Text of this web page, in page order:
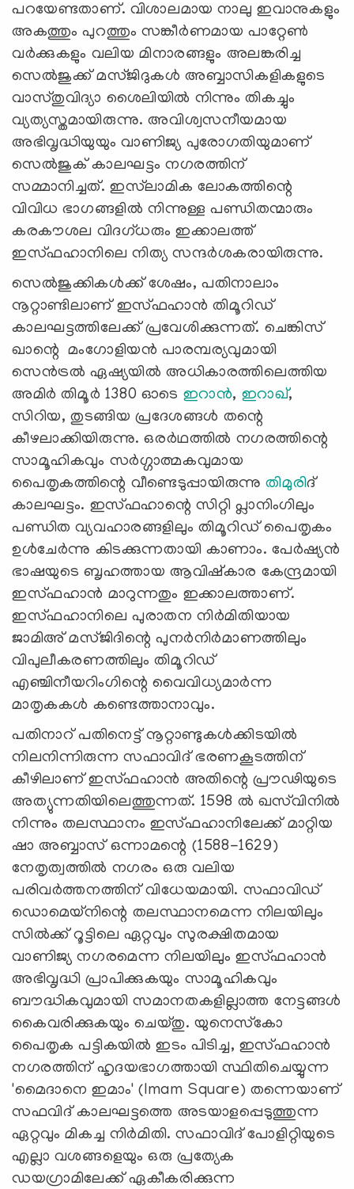
പറയേണ്ടതാണ്. വിശാലമായ നാലു ഇവാനുകളും
അകത്തും പുറത്തും സങ്കീര്‍ണമായ പാറ്റേണ്‍
വര്‍ക്കുകളും വലിയ മിനാരങ്ങളും അലങ്കരിച്ച
സെല്‍ജുക്ക് മസ്ജിദുകള്‍ അബ്ബാസികളികളുടെ
വാസ്തുവിദ്യാ ശൈലിയില്‍ നിന്നും തികച്ചും
വ്യത്യസ്തമായിരുന്നു. അവിശ്വസനീയമായ
അഭിവൃദ്ധിയുയും വാണിജ്യ പുരോഗതിയുമാണ്
സെല്‍ജുക് കാലഘട്ടം നഗരത്തിന്
സമ്മാനിച്ചത്. ഇസ്‍ലാമിക ലോകത്തിന്റെ
വിവിധ ഭാഗങ്ങളില്‍ നിന്നുള്ള പണ്ഡിതന്മാരും
കരകൗശല വിദഗ്ധരും ഇക്കാലത്ത്
ഇസ്ഫഹാനിലെ നിത്യ സന്ദര്‍ശകരായിരുന്നു.
സെല്‍ജുക്കികള്‍ക്ക് ശേഷം, പതിനാലാം
നൂറ്റാണ്ടിലാണ് ഇസ്ഫഹാന്‍ തിമൂറിഡ്
കാലഘട്ടത്തിലേക്ക് പ്രവേശിക്കുന്നത്. ചെങ്കിസ്
ഖാന്റെ മംഗോളിയന്‍ പാരമ്പര്യവുമായി
സെന്‍ട്രല്‍ ഏഷ്യയില്‍ അധികാരത്തിലെത്തിയ
അമിര്‍ തിമൂര്‍ 1380 ഓടെ ഇറാന്‍, ഇറാഖ്,
സിറിയ, തുടങ്ങിയ പ്രദേശങ്ങള്‍ തന്റെ
കീഴലാക്കിയിരുന്നു. ഒരര്‍ഥത്തില്‍ നഗരത്തിന്റെ
സാമൂഹികവും സര്‍ഗ്ഗാത്മകവുമായ
പൈതൃകത്തിന്റെ വീണ്ടെടുപ്പായിരുന്നുതിമുരിദ്
കാലഘട്ടം. ഇസ്ഫഹാന്റെ സിറ്റി പ്ലാനിംഗിലും
പണ്ഡിത വ്യവഹാരങ്ങളിലും തിമൂറിഡ് പൈതൃകം
ഉള്‍ചേര്‍ന്നു കിടക്കുന്നതായി കാണാം. പേര്‍ഷ്യന്‍
ഭാഷയുടെ ബൃഹത്തായ ആവിഷ്‌കാര കേന്ദ്രമായി
ഇസ്ഫഹാന്‍ മാറുന്നതും ഇക്കാലത്താണ്.
ഇസ്ഫഹാനിലെ പുരാതന നിര്‍മിതിയായ
ജാമിഅ് മസ്ജിദിന്റെ പുനര്‍നിര്‍മാണത്തിലും
വിപുലീകരണത്തിലും തിമൂറിഡ്
എഞ്ചിനീയറിംഗിന്റെ വൈവിധ്യമാര്‍ന്ന
മാതൃകകള്‍ കണ്ടെത്താനാവും.
പതിനാറ് പതിനെട്ട് നൂറ്റാണ്ടുകള്‍ക്കിടയില്‍
നിലനിന്നിരുന്ന സഫാവിദ് ഭരണകൂടത്തിന്
കീഴിലാണ് ഇസ്ഫഹാന്‍ അതിന്റെ പ്രൗഢിയുടെ
അത്യുന്നതിയിലെത്തുന്നത്. 1598 ല്‍ ഖസ്‌വിനില്‍
നിന്നും തലസ്ഥാനം ഇസ്ഫഹാനിലേക്ക് മാറ്റിയ
ഷാ അബ്ബാസ് ഒന്നാമന്റെ (1588-1629)
നേതൃത്വത്തില്‍ നഗരം ഒരു വലിയ
പരിവര്‍ത്തനത്തിന് വിധേയമായി. സഫാവിഡ്
ഡൊമെയ്നിന്റെ തലസ്ഥാനമെന്ന നിലയിലും
സില്‍ക്ക് റൂട്ടിലെ ഏറ്റവും സുരക്ഷിതമായ
വാണിജ്യ നഗരമെന്ന നിലയിലും ഇസ്ഫഹാന്‍
അഭിവൃദ്ധി പ്രാപിക്കുകയും സാമൂഹികവും
ബൗദ്ധികവുമായി സമാനതകളില്ലാത്ത നേട്ടങ്ങള്‍
കൈവരിക്കുകയും ചെയ്തു. യുനെസ്‌കോ
പൈതൃക പട്ടികയില്‍ ഇടം പിടിച്ച, ഇസ്ഫഹാന്‍
നഗരത്തിന് ഹൃദയഭാഗത്തായി സ്ഥിതിചെയ്യുന്ന
'മൈദാനെ ഇമാം' (Imam Square) തന്നെയാണ്
സഫവിദ് കാലഘട്ടത്തെ അടയാളപ്പെടുത്തുന്ന
ഏറ്റവും മികച്ച നിര്‍മിതി. സഫാവിദ് പോളിറ്റിയുടെ
എല്ലാ വശങ്ങളെയും ഒരു പ്രത്യേക
ഡയഗ്രാമിലേക്ക് ഏകീകരിക്കുന്ന